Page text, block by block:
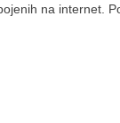
na internet.